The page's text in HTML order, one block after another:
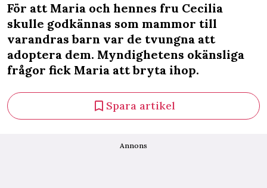
För att Maria och hennes fru Cecilia
skulle godkännas som mammor till
varandras barn var de tvungna att
adoptera dem. Myndighetens okänsliga
frågor fick Maria att bryta ihop.
Spara artikel
Annons